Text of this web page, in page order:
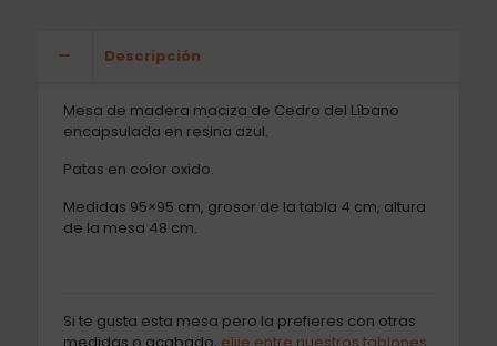
Descripción
Mesa de madera maciza de Cedro del Líbano
encapsulada en resina azul.
Patas en color oxido.
Medidas 95×95 cm, grosor de la tabla 4 cm, altura
de la mesa 48 cm.
Si te gusta esta mesa pero la prefieres con otras